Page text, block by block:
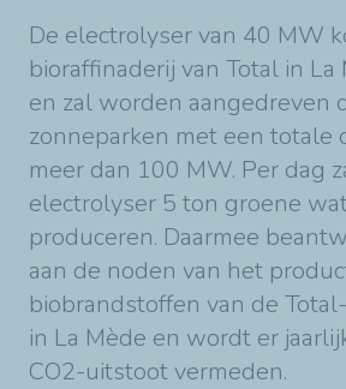
De electrolyser van 40 MW
bioraffinaderij van Total in La
en zal worden aangedreven
zonneparken met een totale
meer dan 100 MW. Per dag
electrolyser 5 ton groene
produceren. Daarmee
aan de noden van het
biobrandstoffen van de
in La Mède en wordt er
CO2-uitstoot vermeden.